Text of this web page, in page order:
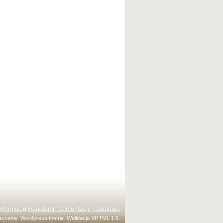
Regulamin komentarzy Kalendarz
Wordpress theme. WalidacjaXHTML 1.0.